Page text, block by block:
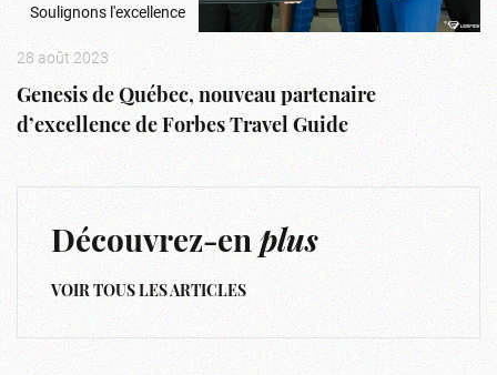
Soulignons l'excellence
28 août 2023
Genesis de Québec, nouveau partenaire
d’excellence de Forbes Travel Guide
Découvrez-enplus
VOIR TOUS LES ARTICLES